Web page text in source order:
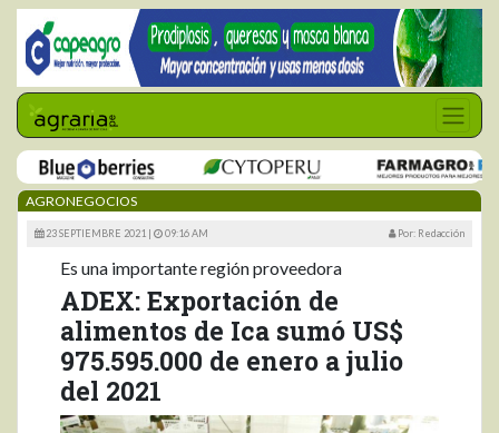
AGRONEGOCIOS
23 SEPTIEMBRE 2021 | 09:16 AM Por: Redacción
Es una importante región proveedora
ADEX: Exportación de
alimentos de Ica sumó US$
975.595.000 de enero a julio
del 2021